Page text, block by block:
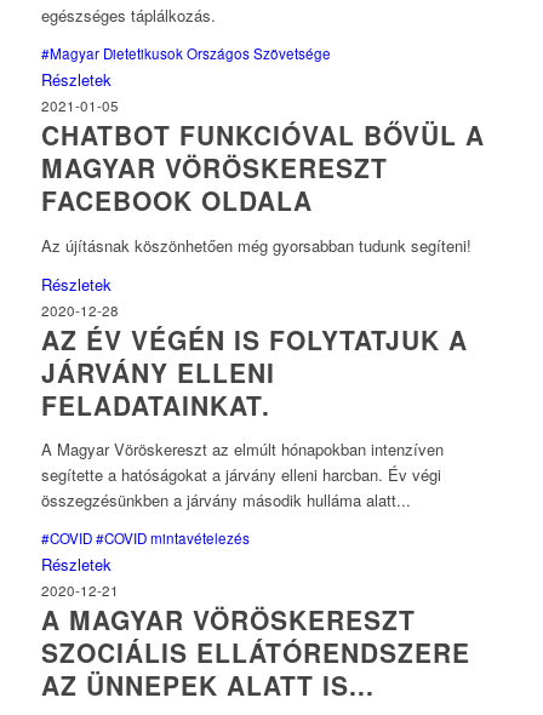
egészséges táplálkozás.
#Magyar Dietetikusok Országos Szövetsége
Részletek
2021-01-05
CHATBOT FUNKCIÓVAL BŐVÜL A
MAGYAR VÖRÖSKERESZT
FACEBOOK OLDALA
Az újításnak köszönhetően még gyorsabban tudunk segíteni!
Részletek
2020-12-28
AZ ÉV VÉGÉN IS FOLYTATJUK A
JÁRVÁNY ELLENI
FELADATAINKAT.
A Magyar Vöröskereszt az elmúlt hónapokban intenzíven
segítette a hatóságokat a járvány elleni harcban. Év végi
összegzésünkben a járvány második hulláma alatt...
#COVID #COVID mintavételezés
Részletek
2020-12-21
A MAGYAR VÖRÖSKERESZT
SZOCIÁLIS ELLÁTÓRENDSZERE
AZ ÜNNEPEK ALATT IS...